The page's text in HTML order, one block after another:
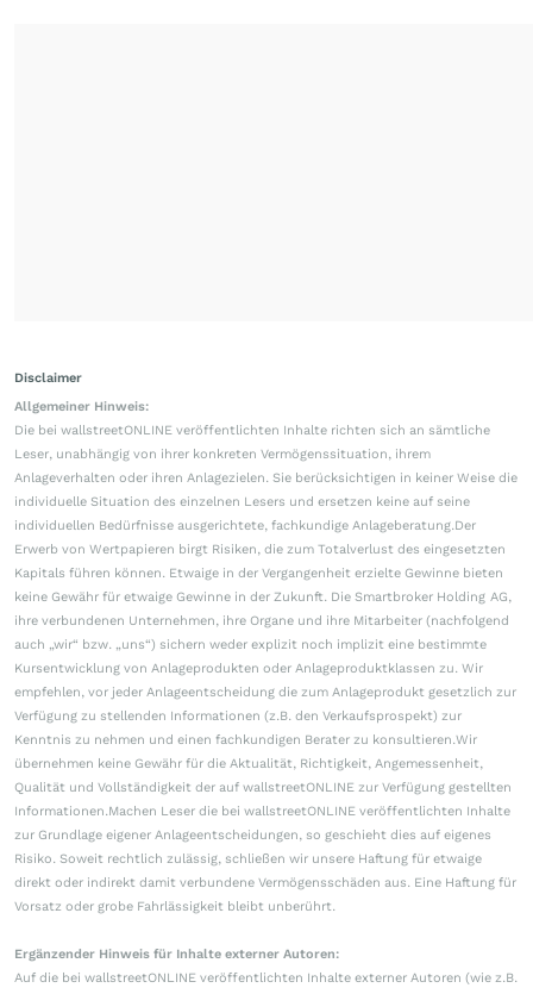
Disclaimer
Allgemeiner Hinweis:
Die bei wallstreetONLINE veröffentlichten Inhalte richten sich an sämtliche
Leser, unabhängig von ihrer konkreten Vermögenssituation, ihrem
Anlageverhalten oder ihren Anlagezielen. Sie berücksichtigen in keiner Weise die
individuelle Situation des einzelnen Lesers und ersetzen keine auf seine
individuellen Bedürfnisse ausgerichtete, fachkundige Anlageberatung.Der
Erwerb von Wertpapieren birgt Risiken, die zum Totalverlust des eingesetzten
Kapitals führen können. Etwaige in der Vergangenheit erzielte Gewinne bieten
keine Gewähr für etwaige Gewinne in der Zukunft. Die Smartbroker Holding AG,
ihre verbundenen Unternehmen, ihre Organe und ihre Mitarbeiter (nachfolgend
auch „wir“ bzw. „uns“) sichern weder explizit noch implizit eine bestimmte
Kursentwicklung von Anlageprodukten oder Anlageproduktklassen zu. Wir
empfehlen, vor jeder Anlageentscheidung die zum Anlageprodukt gesetzlich zur
Verfügung zu stellenden Informationen (z.B. den Verkaufsprospekt) zur
Kenntnis zu nehmen und einen fachkundigen Berater zu konsultieren.Wir
übernehmen keine Gewähr für die Aktualität, Richtigkeit, Angemessenheit,
Qualität und Vollständigkeit der auf wallstreetONLINE zur Verfügung gestellten
Informationen.Machen Leser die bei wallstreetONLINE veröffentlichten Inhalte
zur Grundlage eigener Anlageentscheidungen, so geschieht dies auf eigenes
Risiko. Soweit rechtlich zulässig, schließen wir unsere Haftung für etwaige
direkt oder indirekt damit verbundene Vermögensschäden aus. Eine Haftung für
Vorsatz oder grobe Fahrlässigkeit bleibt unberührt.
Ergänzender Hinweis für Inhalte externer Autoren:
Auf die bei wallstreetONLINE veröffentlichten Inhalte externer Autoren (wie z.B.